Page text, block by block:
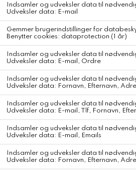
Aiayu Pouch Linen
Aiayu Pouch Linen Tender
Pouch har indvendig bomuldsforing og
Ideel til opbevaring af make-up eller
på farten eller derhjemme.
Tender
100% Hør - Indien